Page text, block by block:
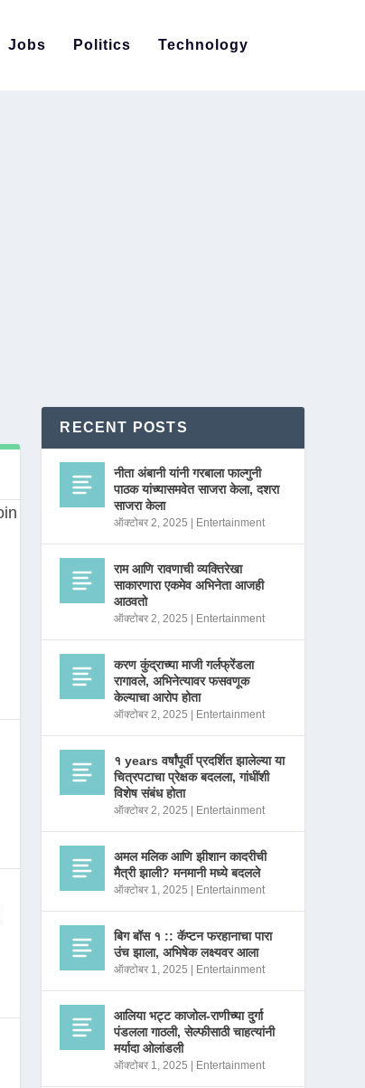
Jobs Politics Technology
RECENT POSTS
नीता अंबानी यांनी गरबाला फाल्गुनी
पाठक यांच्यासमवेत साजरा केला, दशरा
साजरा केला
ऑक्टोबर 2, 2025 Entertainment
राम आणि रावणाची व्यक्तिरेखा
साकारणारा एकमेव अभिनेता आजही
आठवतो
ऑक्टोबर 2, 2025 Entertainment
करण कुंद्राच्या माजी गर्लफ्रेंडला
रागावले, अभिनेत्यावर फसवणूक
केल्याचा आरोप होता
ऑक्टोबर 2, 2025 Entertainment
१ years वर्षांपूर्वी प्रदर्शित झालेल्या या
चित्रपटाचा प्रेक्षक बदलला, गांधींशी
विशेष संबंध होता
ऑक्टोबर 2, 2025 Entertainment
अमल मलिक आणि झीशान कादरीची
मैत्री झाली? मनमानी मध्ये बदलले
ऑक्टोबर 1, 2025 Entertainment
बिग बॉस १ :: कॅप्टन फरहानाचा पारा
उंच झाला, अभिषेक लक्ष्यवर आला
ऑक्टोबर 1, 2025 Entertainment
आलिया भट्ट काजोल-राणीच्या दुर्गा
पंडलला गाठली, सेल्फीसाठी चाहत्यांनी
मर्यादा ओलांडली
ऑक्टोबर 1, 2025 Entertainment